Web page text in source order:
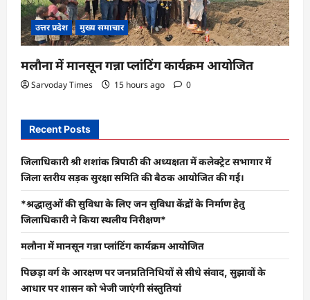
उत्तर प्रदेश मुख्य समाचार
मलौना में मानसून गन्ना प्लांटिंग कार्यक्रम आयोजित
Sarvoday Times 15 hours ago 0
Recent Posts
जिलाधिकारी श्री शशांक त्रिपाठी की अध्यक्षता में कलेक्ट्रेट सभागार में
जिला स्तरीय सड़क सुरक्षा समिति की बैठक आयोजित की गई।
*श्रद्धालुओं की सुविधा के लिए जन सुविधा केंद्रों के निर्माण हेतु
जिलाधिकारी ने किया स्थलीय निरीक्षण*
मलौना में मानसून गन्ना प्लांटिंग कार्यक्रम आयोजित
पिछड़ा वर्ग के आरक्षण पर जनप्रतिनिधियों से सीधे संवाद, सुझावों के
आधार पर शासन को भेजी जाएंगी संस्तुतियां